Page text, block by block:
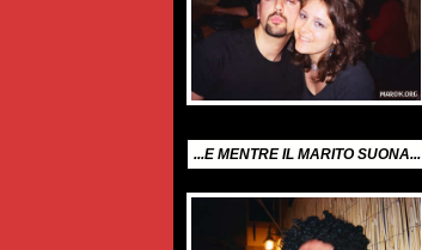
...E MENTRE IL MARITO SUONA...